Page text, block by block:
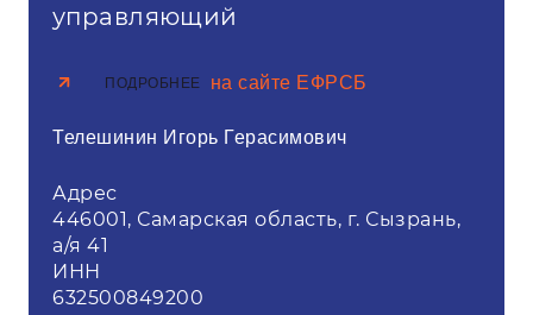
управляющий
Телешинин Игорь Герасимович
ПОДРОБНЕЕ на сайте ЕФРСБ
Адрес
446001, Самарская область, г. Сызрань,
а/я 41
ИНН
632500849200